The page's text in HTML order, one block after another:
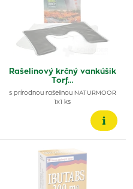
Rašelinový krčný vankúšik
Torf…
s prírodnou rašelinou NATURMOOR
1x1 ks